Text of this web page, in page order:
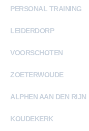
PERSONAL TRAINING
LEIDERDORP
VOORSCHOTEN
ZOETERWOUDE
ALPHEN AAN DEN RIJN
KOUDEKERK